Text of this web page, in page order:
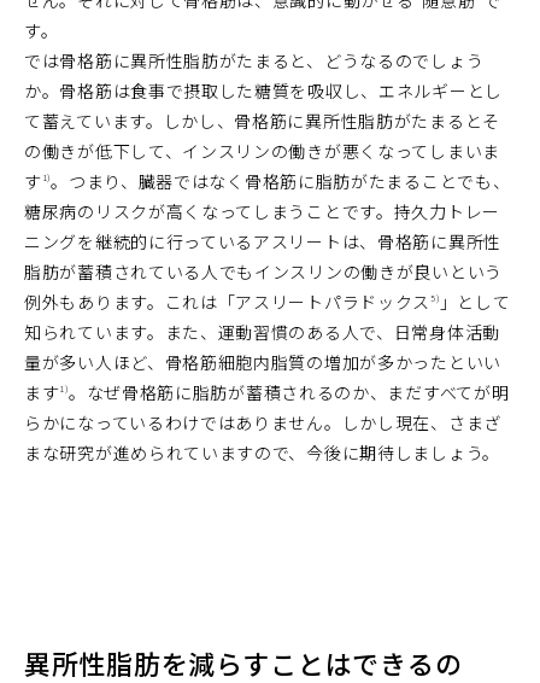
す。
では骨格筋に異所性脂肪がたまると、どうなるのでしょう
か。骨格筋は食事で摂取した糖質を吸収し、エネルギーとし
て蓄えています。しかし、骨格筋に異所性脂肪がたまるとそ
の働きが低下して、インスリンの働きが悪くなってしまいま
す 1)。つまり、臓器ではなく骨格筋に脂肪がたまることでも、
糖尿病のリスクが高くなってしまうことです。持久力トレー
ニングを継続的に行っているアスリートは、骨格筋に異所性
脂肪が蓄積されている人でもインスリンの働きが良いという
例外もあります。これは「アスリートパラドックス5) 」として
知られています。また、運動習慣のある人で、日常身体活動
量が多い人ほど、骨格筋細胞内脂質の増加が多かったといい
ます1)。なぜ骨格筋に脂肪が蓄積されるのか、まだすべてが明
らかになっているわけではありません。しかし現在、さまざ
まな研究が進められていますので、今後に期待しましょう。
異所性脂肪を減らすことはできるの